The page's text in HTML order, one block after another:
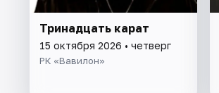
Тринадцать карат
15 октября 2026 • четверг
РК «Вавилон»